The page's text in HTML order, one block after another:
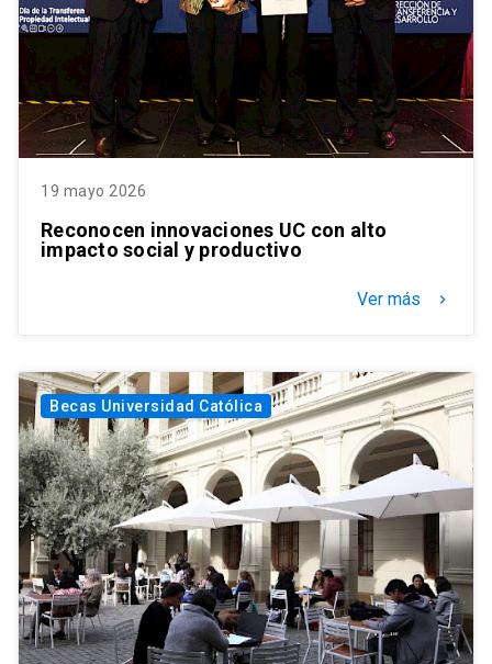
19 mayo 2026
Reconocen innovaciones UC con alto
impacto social y productivo
Ver más keyboard_arrow_right
Becas Universidad Católica